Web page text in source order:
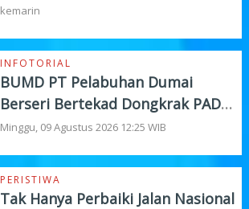
Siap Turun Lapangan
kemarin
INFOTORIAL
BUMD PT Pelabuhan Dumai
Berseri Bertekad Dongkrak PAD
dan Investasi
Minggu, 09 Agustus 2026 12:25 WIB
PERISTIWA
Tak Hanya Perbaiki Jalan Nasional